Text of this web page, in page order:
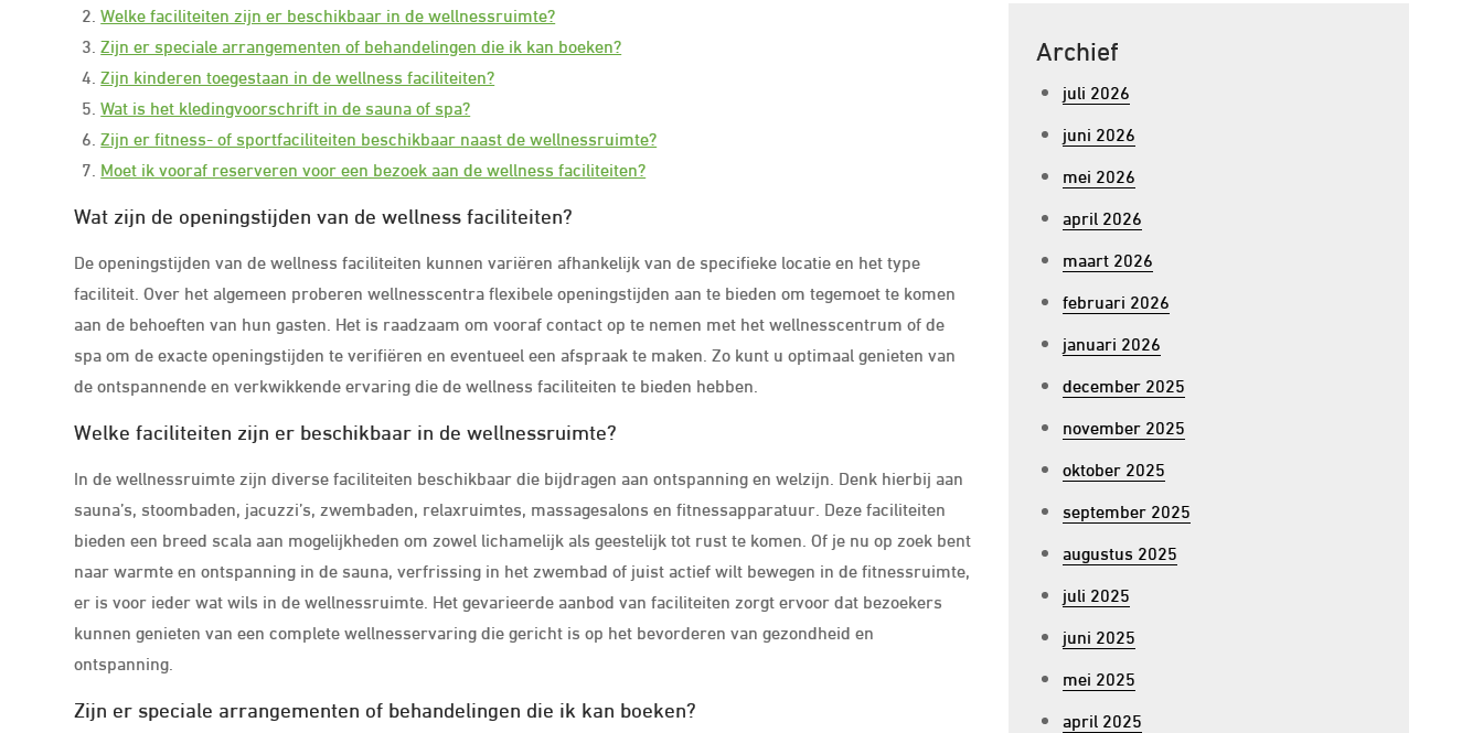
Welke faciliteiten zijn er beschikbaar in de wellnessruimte?
Zijn er speciale arrangementen of behandelingen die ik kan boeken?
Zijn kinderen toegestaan in de wellness faciliteiten?
Wat is het kledingvoorschrift in de sauna of spa?
Zijn er fitness- of sportfaciliteiten beschikbaar naast de wellnessruimte?
Moet ik vooraf reserveren voor een bezoek aan de wellness faciliteiten?
Wat zijn de openingstijden van de wellness faciliteiten?
De openingstijden van de wellness faciliteiten kunnen variëren afhankelijk van de specifieke locatie en het type
faciliteit. Over het algemeen proberen wellnesscentra flexibele openingstijden aan te bieden om tegemoet te komen
aan de behoeften van hun gasten. Het is raadzaam om vooraf contact op te nemen met het wellnesscentrum of de
spa om de exacte openingstijden te verifiëren en eventueel een afspraak te maken. Zo kunt u optimaal genieten van
de ontspannende en verkwikkende ervaring die de wellness faciliteiten te bieden hebben.
Welke faciliteiten zijn er beschikbaar in de wellnessruimte?
In de wellnessruimte zijn diverse faciliteiten beschikbaar die bijdragen aan ontspanning en welzijn. Denk hierbij aan
sauna’s, stoombaden, jacuzzi’s, zwembaden, relaxruimtes, massagesalons en fitnessapparatuur. Deze faciliteiten
bieden een breed scala aan mogelijkheden om zowel lichamelijk als geestelijk tot rust te komen. Of je nu op zoek bent
naar warmte en ontspanning in de sauna, verfrissing in het zwembad of juist actief wilt bewegen in de fitnessruimte,
er is voor ieder wat wils in de wellnessruimte. Het gevarieerde aanbod van faciliteiten zorgt ervoor dat bezoekers
kunnen genieten van een complete wellnesservaring die gericht is op het bevorderen van gezondheid en
ontspanning.
Zijn er speciale arrangementen of behandelingen die ik kan boeken?
Archief
juli 2026
juni 2026
mei 2026
april 2026
maart 2026
februari 2026
januari 2026
december 2025
november 2025
oktober 2025
september 2025
augustus 2025
juli 2025
juni 2025
mei 2025
april 2025